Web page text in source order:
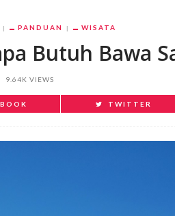
PANDUAN WISATA
Butuh Bawa
9.64K VIEWS
TWITTER